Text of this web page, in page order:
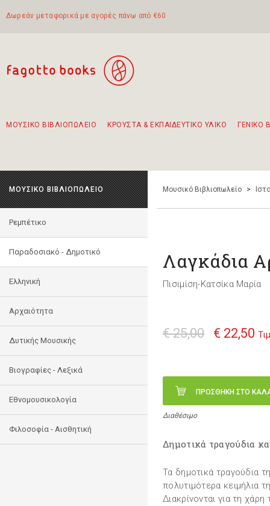
Δωρεάν μεταφορικά με αγορές πάνω από €60
ΜΟΥΣΙΚΟ ΒΙΒΛΙΟΠΩΛΕΙΟ ΚΡΟΥΣΤΑ & ΕΚΠΑΙΔΕΥΤΙΚΟ ΥΛΙΚΟ ΓΕΝΙΚΟ
ΜΟΥΣΙΚΟ ΒΙΒΛΙΟΠΩΛΕΙΟ
Ρεμπέτικο
Παραδοσιακό - Δημοτικό
Ελληνική
Αρχαιότητα
Δυτικής Μουσικής
Βιογραφίες - Λεξικά
Εθνομουσικολογία
Φιλοσοφία - Αισθητική
Μουσικό Βιβλιοπωλείο >
Λαγκάδια
Πισιμίση-Κατσίκα Μαρία
€ 25,00 € 22,50
ΠΡΟΣΘΗΚΗ ΣΤΟ
Διαθέσιμο
Δημοτικά τραγούδια
Τα δημοτικά τραγούδια
πολυτιμότερα κειμήλια
Διακρίνονται για τη